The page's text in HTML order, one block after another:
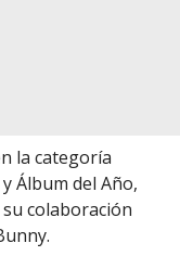
la categoría
y Álbum del Año,
su colaboración